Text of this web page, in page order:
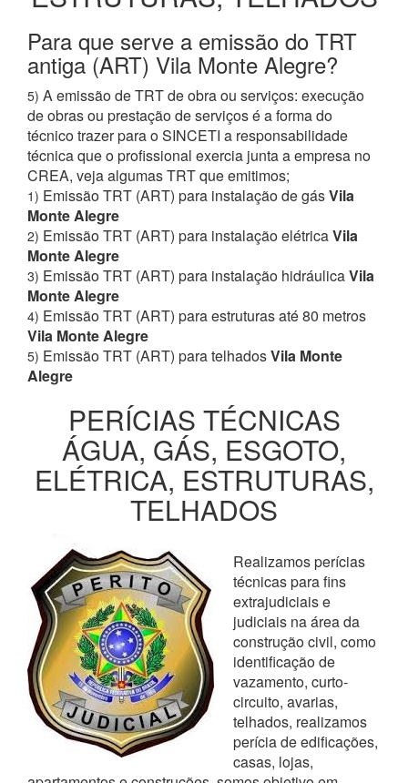
Para que serve a emissão do TRT
antiga (ART) Vila Monte Alegre?
5) A emissão de TRT de obra ou serviços: execução
de obras ou prestação de serviços é a forma do
técnico trazer para o SINCETI a responsabilidade
técnica que o profissional exercia junta a empresa no
CREA, veja algumas TRT que emitimos;
1) Emissão TRT (ART) para instalação de gásVila
Monte Alegre
2) Emissão TRT (ART) para instalação elétricaVila
Monte Alegre
3) Emissão TRT (ART) para instalação hidráulicaVila
Monte Alegre
4) Emissão TRT (ART) para estruturas até 80 metros
Vila Monte Alegre
5) Emissão TRT (ART) para telhadosVila Monte
Alegre
PERÍCIAS TÉCNICAS
ÁGUA, GÁS, ESGOTO,
ELÉTRICA, ESTRUTURAS,
TELHADOS
Realizamos perícias
técnicas para fins
extrajudiciais e
judiciais na área da
construção civil, como
identificação de
vazamento, curto-
circuito, avarias,
telhados, realizamos
perícia de edificações,
casas, lojas,